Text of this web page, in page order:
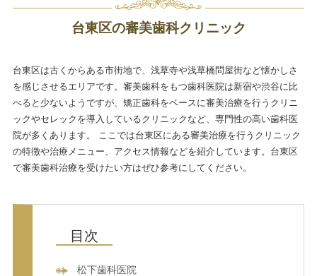
台東区の審美歯科クリニック
台東区は古くからある市街地で、浅草寺や浅草橋問屋街など懐かしさ
を感じさせるエリアです。審美歯科をもつ歯科医院は新宿や渋谷に比
べると少ないようですが、矯正歯科をベースに審美治療を行うクリニ
ックやセレックを導入しているクリニックなど、専門性の高い歯科医
院が多くあります。 ここでは台東区にある審美治療を行うクリニック
の特徴や治療メニュー、アクセス情報などを紹介しています。台東区
で審美歯科治療を受けたい方はぜひ参考にしてください。
松下歯科医院